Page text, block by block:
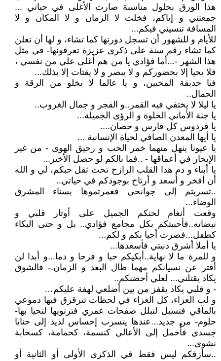
هذا الورق بحلول مناسبة صارت الأغلى في حياتي ...
جمعتني و إياكم، فخلت لا الزمان و لا المكان و لا
المسافة تنسيني فيكم...
للأيام و للشهور أن تسجل دورتها كما تشاء، و لها أن تعلن
كما تشاء رقم سنة على ذكرى عزيزة تعرفونها- في مثل
هذا الشهر -...أما فؤادي يا من هم أغلى علي من نفسي ،
فلا يحيا إلا بحضوركم و لا يبصر و لا يقتات إلا بذلك...
فيا حديقة المحبين، و يا عالما لا يخلو من الرقة و
الجمال..
يا ليلا لا يختفي فيه القمر..و الفجر و جمال الغروب..
يا جنة الأماني الحلوة و الرؤى الجميلة...
يا فردوس كل فارس و حصان....
يا أيها المعدن الصافي لحياة الإنسانية ...
يا عيونا ينهل منهما خمر الحب و رحيق الهوى - من غير
الإبحار في أعماقها - ..فما بالكم لو حصل الأخير...
يا أبناء و دم هذا القلب الرازح تحت ثقل حبكم، لي و الله
أن أفخر و أسعد و أرتاح بوجودكم في حياتي..
..تسربتم إلى جوانحي فغمرتموها بسناء المشرق
الوضاء...
وقعت أنغام لحنكم الجميل على أوتار قلبي و
نبضاته..فأحببتكم بكل مجامع فؤادي.. بل و حتى البكاء
كطفل...فصرت أحيا بكم و لكم...
يا أملا أشرق دنيتي فأسعدها...
و للمرة ما لا نهاية..أبكيكم حبا و فرحا و دما...و أبدا لن
أفتر عن نسيانكم مهما طال البعد و الزمان.- فالشوق
يكاد يقتلني... لعلي أحضنكم..
- و قلبي يكاد يقفز من بين أضلعي لهفة عليكم…
و لب العزاء، كل العزاء في لحظات تترقرق فيها دموعي
بالمآقي فتسيل لتبلل صفحات عمري فترتويها لتحيا بها-
حلوم- من جديد...عندها يتسرب إحساس لذيذ إلى حنايا
جسدي فأُحمل إلى الأعالي كنسمة، كحمامة، كسحابة
نشوى...
..سأزفكم ليس فقط في الذكرى الأولى أو الثانية أو